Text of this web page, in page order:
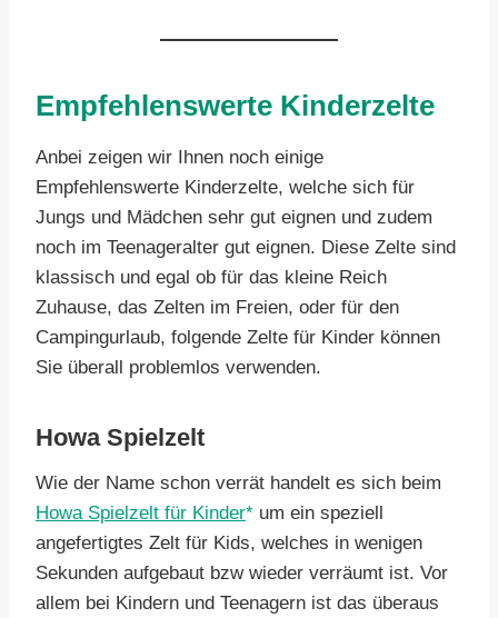
Empfehlenswerte Kinderzelte
Anbei zeigen wir Ihnen noch einige
Empfehlenswerte Kinderzelte, welche sich für
Jungs und Mädchen sehr gut eignen und zudem
noch im Teenageralter gut eignen. Diese Zelte sind
klassisch und egal ob für das kleine Reich
Zuhause, das Zelten im Freien, oder für den
Campingurlaub, folgende Zelte für Kinder können
Sie überall problemlos verwenden.
Howa Spielzelt
Wie der Name schon verrät handelt es sich beim
Howa Spielzelt für Kinder
um ein speziell
angefertigtes Zelt für Kids, welches in wenigen
Sekunden aufgebaut bzw wieder verräumt ist. Vor
allem bei Kindern und Teenagern ist das überaus